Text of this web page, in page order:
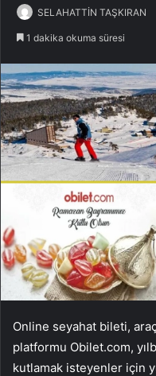
SELAHATTİN TAŞKIRAN
1 dakika okuma süresi
Online seyahat bileti,
platformu Obilet.com,
kutlamak isteyenler için